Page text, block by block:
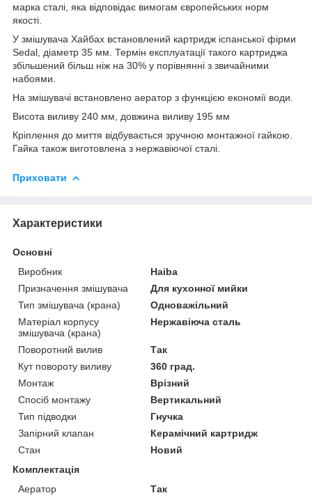
марка сталі, яка відповідає вимогам європейських норм
якості.
У змішувача Хайбах встановлений картридж іспанської фірми
Sedal, діаметр 35 мм. Термін експлуатації такого картриджа
збільшений більш ніж на 30% у порівнянні з звичайними
набоями.
На змішувачі встановлено аератор з функцією економії води.
Висота виливу 240 мм, довжина виливу 195 мм
Кріплення до миття відбувається зручною монтажної гайкою.
Гайка також виготовлена з нержавіючої сталі.
Приховати
Характеристики
Основні
Виробник
Haiba
Призначення змішувача
Для кухонної мийки
Тип змішувача (крана)
Одноважільний
Матеріал корпусу
змішувача (крана)
Нержавіюча сталь
Поворотний вилив
Так
Кут повороту виливу
360 град.
Монтаж
Врізний
Спосіб монтажу
Вертикальний
Тип підводки
Гнучка
Запірний клапан
Керамічний картридж
Стан
Новий
Комплектація
Аератор
Так